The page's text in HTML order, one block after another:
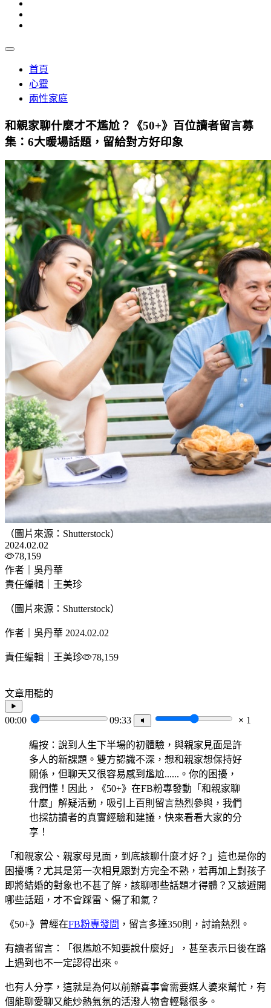
首頁
心靈
兩性家庭
和親家聊什麼才不尷尬？《50+》百位讀者留言募
集：6大暖場話題，留給對方好印象
（圖片來源：Shutterstock）
2024.02.02
78,159
作者｜吳丹華
責任編輯｜王美珍
（圖片來源：Shutterstock）
作者｜吳丹華 2024.02.02
責任編輯｜王美珍 78,159
文章用聽的
00:00 09:33 1
編按：說到人生下半場的初體驗，與親家見面是許
多人的新課題。雙方認識不深，想和親家想保持好
關係，但聊天又很容易感到尷尬......。你的困擾，
我們懂！因此，《50+》在FB粉專發動「和親家聊
什麼」解疑活動，吸引上百則留言熱烈參與，我們
也採訪讀者的真實經驗和建議，快來看看大家的分
享！
「和親家公、親家母見面，到底該聊什麼才好？」這也是你的
困擾嗎？尤其是第一次相見跟對方完全不熟，若再加上對孩子
即將結婚的對象也不甚了解，該聊哪些話題才得體？又該避開
哪些話題，才不會踩雷、傷了和氣？
《50+》曾經在FB粉專發問 ，留言多達350則，討論熱烈。
有讀者留言：「很尷尬不知要說什麼好」，甚至表示日後在路
上遇到也不一定認得出來。
也有人分享，這就是為何以前辦喜事會需要媒人婆來幫忙，有
個能聊愛聊又能炒熱氣氛的活潑人物會輕鬆很多。